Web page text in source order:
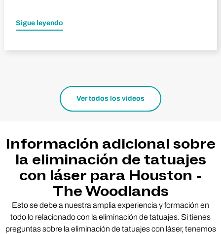
Sigue leyendo
Ver todos los vídeos
Información adicional sobre
la eliminación de tatuajes
con láser para Houston -
The Woodlands
Esto se debe a nuestra amplia experiencia y formación en
todo lo relacionado con la eliminación de tatuajes. Si tienes
preguntas sobre la eliminación de tatuajes con láser, tenemos